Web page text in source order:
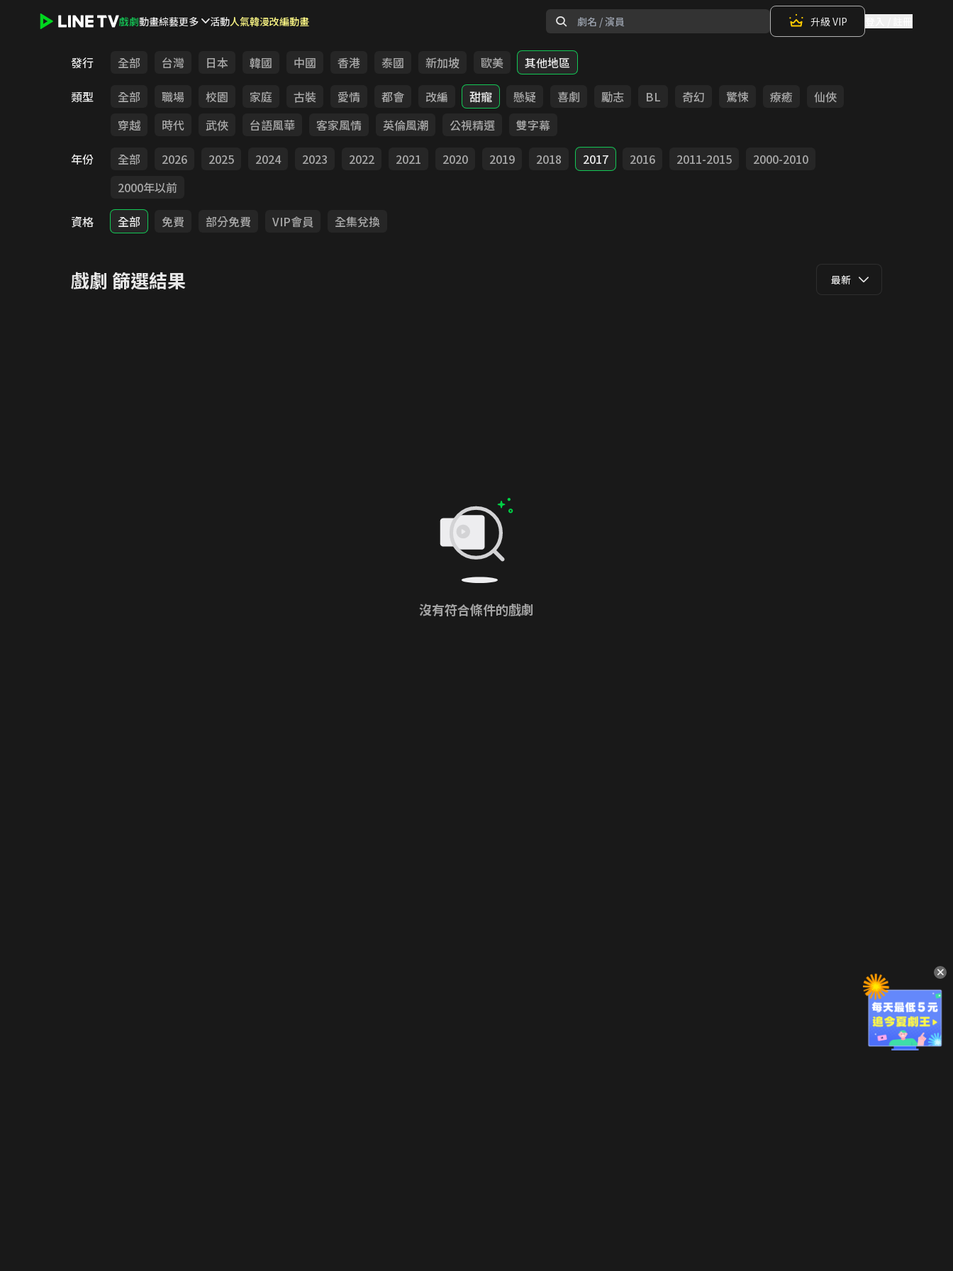
戲劇動畫綜藝更多 活動人氣韓漫改編動畫 升級 VIP
發行 全部 台灣 日本 韓國 中國 香港 泰國 新加坡 歐美
其他地區
類型
全部 職場 校園 家庭 古裝 愛情 都會 改編 甜寵 懸疑 喜劇 勵志 BL 奇幻 驚悚 療癒
仙俠
穿越
時代 武俠 台語風華 客家風情 英倫風潮 公視精選
雙字幕
年份
全部 2026 2025 2024 2023 2022 2021 2020 2019 2018 2017 2016 2011-2015
2000-2010
2000年以前
資格
全部 免費 部分免費 VIP會員 全集兌換
戲劇 篩選結果 最新
沒有符合條件的戲劇